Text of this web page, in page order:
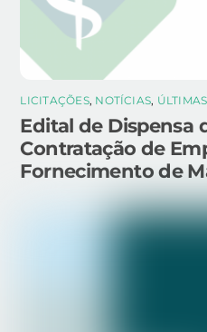
LICITAÇÕES, NOTÍCIAS, ÚLTIMAS
Edital de Dispensa
Contratação de
Fornecimento de